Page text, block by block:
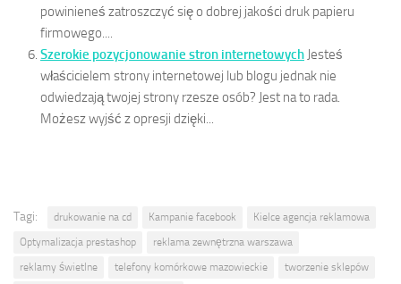
powinieneś zatroszczyć się o dobrej jakości druk papieru
firmowego....
Szerokie pozycjonowanie stron internetowych Jesteś
właścicielem strony internetowej lub blogu jednak nie
odwiedzają twojej strony rzesze osób? Jest na to rada.
Możesz wyjść z opresji dzięki...
Tagi: drukowanie na cd Kampanie facebook
Kielce agencja reklamowa
Optymalizacja prestashop
reklama zewnętrzna warszawa
reklamy świetlne
telefony komórkowe mazowieckie
tworzenie sklepów